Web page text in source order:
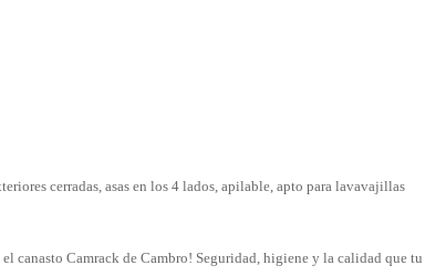
cerradas, asas en los 4 lados, apilable, apto para lavavajillas
canasto Camrack de Cambro! Seguridad, higiene y la calidad que tu